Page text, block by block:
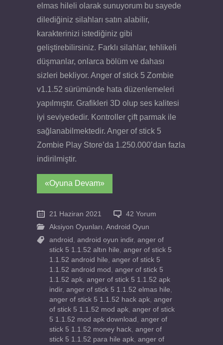
elmas hileli olarak sunuyorum bu sayede
dilediğiniz silahları satın alabilir,
karakterinizi istediğiniz gibi
geliştirebilirsiniz. Farklı silahlar, tehlikeli
düşmanlar, onlarca bölüm ve dahası
sizleri bekliyor. Anger of stick 5 Zombie
v1.1.52 sürümünde hata düzenlemeleri
yapılmıştır. Grafikleri 3D olup ses kalitesi
iyi seviyededir. Kontroller çift parmak ile
sağlanabilmektedir. Anger of stick 5
Zombie Play Store’da 1.250.000’dan fazla
indirilmiştir.
«Oyuna Devam»
21 Haziran 2021
42 Yorum
Aksiyon Oyunları, Android Oyun
android , android oyun indir, anger of
stick 5 1.1.52 altın hile, anger of stick 5
1.1.52 android hile, anger of stick 5
1.1.52 android mod , anger of stick 5
1.1.52 apk, anger of stick 5 1.1.52 apk
indir, anger of stick 5 1.1.52 elmas hile,
anger of stick 5 1.1.52 hack apk, anger
of stick 5 1.1.52 mod apk, anger of stick
5 1.1.52 mod apk download , anger of
stick 5 1.1.52 money hack, anger of
stick 5 1.1.52 para hile apk, anger of